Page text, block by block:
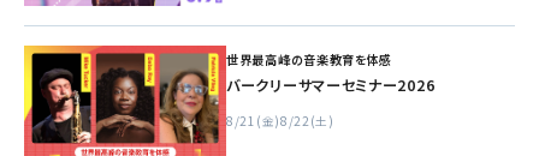
世界最高峰の音楽教育を体感
バークリーサマーセミナー2026
8/21(金)8/22(土)